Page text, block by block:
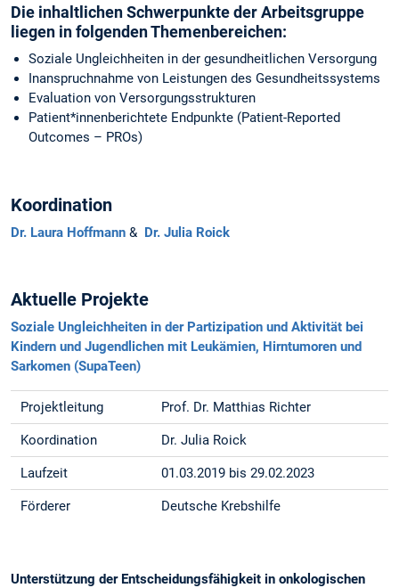
Die inhaltlichen Schwerpunkte der Arbeitsgruppe
liegen in folgenden Themenbereichen:
Soziale Ungleichheiten in der gesundheitlichen Versorgung
Inanspruchnahme von Leistungen des Gesundheitssystems
Evaluation von Versorgungsstrukturen
Patient*innenberichtete Endpunkte (Patient-Reported
Outcomes – PROs)
Koordination
Dr. Laura Hoffmann & Dr. Julia Roick
Aktuelle Projekte
Soziale Ungleichheiten in der Partizipation und Aktivität bei
Kindern und Jugendlichen mit Leukämien, Hirntumoren und
Sarkomen (SupaTeen)
Projektleitung Prof. Dr. Matthias Richter
Koordination Dr. Julia Roick
Laufzeit 01.03.2019 bis 29.02.2023
Förderer Deutsche Krebshilfe
Unterstützung der Entscheidungsfähigkeit in onkologischen